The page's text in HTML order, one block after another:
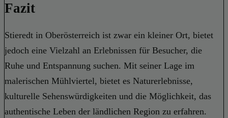
Fazit
Stieredt in Oberösterreich ist zwar ein kleiner Ort, bietet
jedoch eine Vielzahl an Erlebnissen für Besucher, die
Ruhe und Entspannung suchen. Mit seiner Lage im
malerischen Mühlviertel, bietet es Naturerlebnisse,
kulturelle Sehenswürdigkeiten und die Möglichkeit, das
authentische Leben der ländlichen Region zu erfahren.